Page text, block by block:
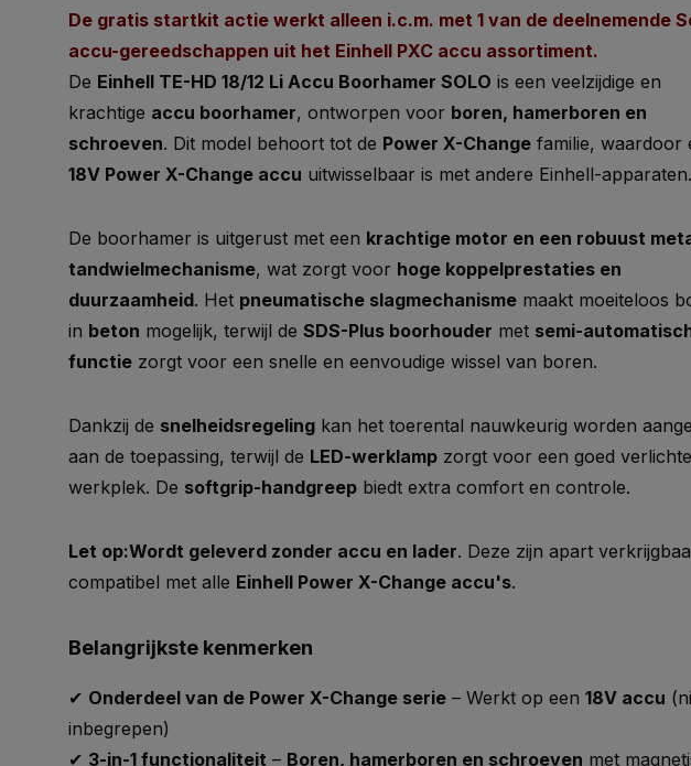
De gratis startkit actie werkt alleen i.c.m. met 1 van de deelnemende
accu-gereedschappen uit het Einhell PXC accu assortiment.
De Einhell TE-HD 18/12 Li Accu Boorhamer SOLO is een veelzijdige en
krachtige accu boorhamer, ontworpen voor boren, hamerboren en
schroeven. Dit model behoort tot de Power X-Change familie, waardoor
18V Power X-Change accu uitwisselbaar is met andere Einhell-apparaten.
De boorhamer is uitgerust met een krachtige motor en een robuust
tandwielmechanisme, wat zorgt voor hoge koppelprestaties en
duurzaamheid. Het pneumatische slagmechanisme maakt moeiteloos
in beton mogelijk, terwijl de SDS-Plus boorhouder met semi-
functie zorgt voor een snelle en eenvoudige wissel van boren.
Dankzij de snelheidsregeling kan het toerental nauwkeurig worden
aan de toepassing, terwijl de LED-werklamp zorgt voor een goed verlichte
werkplek. De softgrip-handgreep biedt extra comfort en controle.
Let op:Wordt geleverd zonder accu en lader. Deze zijn apart
compatibel met alle Einhell Power X-Change accu's.
Belangrijkste kenmerken
✔ Onderdeel van de Power X-Change serie – Werkt op een 18V accu
inbegrepen)
✔ 3-in-1 functionaliteit – Boren, hamerboren en schroeven met